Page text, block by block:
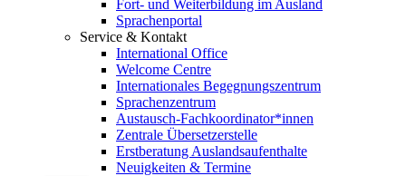
Fort- und Weiterbildung im Ausland
Sprachenportal
Service & Kontakt
International Office
Welcome Centre
Internationales Begegnungszentrum
Sprachenzentrum
Austausch-Fachkoordinator*innen
Zentrale Übersetzerstelle
Erstberatung Auslandsaufenthalte
Neuigkeiten & Termine